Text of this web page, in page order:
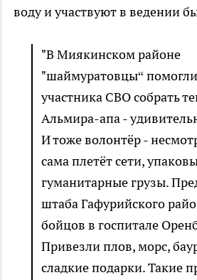
воду и участвуют в ведении
"В Миякинском районе
"шаймуратовцы“
участника СВО собрать
Альмира-апа -
И тоже волонтёр -
сама плетёт сети,
гуманитарные грузы.
штаба Гафурийского
бойцов в госпитале
Привезли плов, морс,
сладкие подарки. Такие